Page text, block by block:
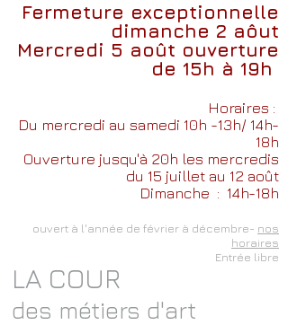
Fermeture exceptionnelle
dimanche 2 aôut
Mercredi 5 août ouverture
de 15h à 19h
Horaires :
Du mercredi au samedi 10h -13h/ 14h-
18h
Ouverture jusqu'à 20h les mercredis
du 15 juillet au 12 août
Dimanche : 14h-18h
ouvert à l'année de février à décembre- nos
horaires
Entrée libre
LA COUR
des métiers d'art